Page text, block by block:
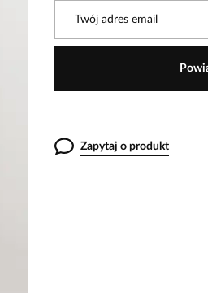
Twój adres email
Zapytaj o produkt